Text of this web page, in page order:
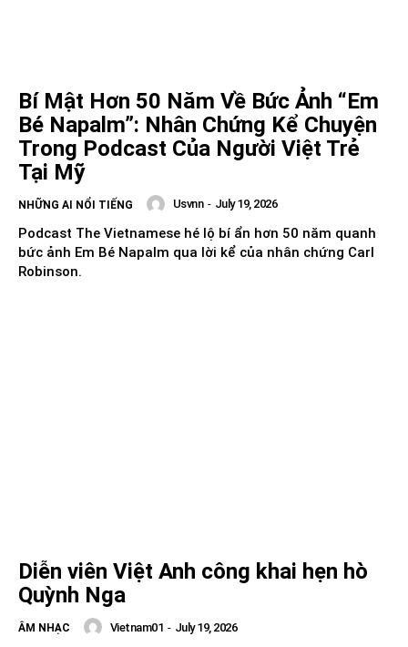
Bí Mật Hơn 50 Năm Về Bức Ảnh “Em
Bé Napalm”: Nhân Chứng Kể Chuyện
Trong Podcast Của Người Việt Trẻ
Tại Mỹ
NHỮNG AI NỔI TIẾNG Usvnn - July 19, 2026
Podcast The Vietnamese hé lộ bí ẩn hơn 50 năm quanh
bức ảnh Em Bé Napalm qua lời kể của nhân chứng Carl
Robinson.
Diễn viên Việt Anh công khai hẹn hò
Quỳnh Nga
ÂM NHẠC Vietnam01 - July 19, 2026